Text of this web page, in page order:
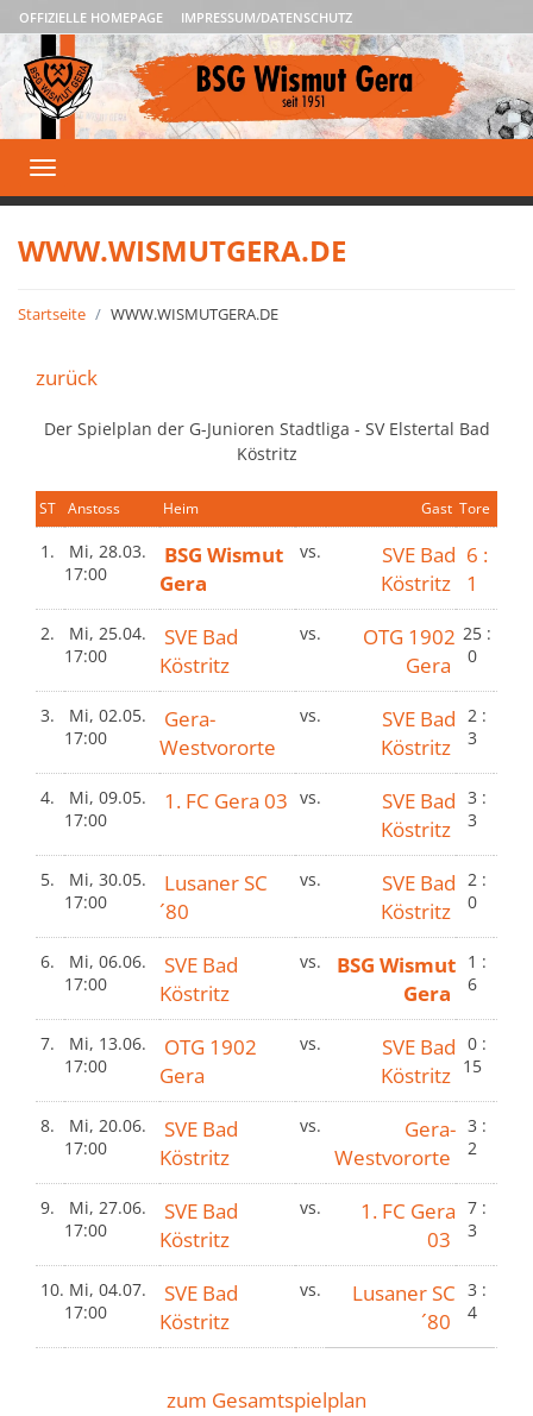
OFFIZIELLE HOMEPAGE IMPRESSUM/DATENSCHUTZ
Toggle
navigation
WWW.WISMUTGERA.DE
Startseite WWW.WISMUTGERA.DE
zurück
Der Spielplan der G-Junioren Stadtliga - SV Elstertal Bad
Köstritz
ST Anstoss Heim Gast Tore
1.
Mi, 28.03.
17:00
BSG Wismut
Gera
vs.
SVE Bad
Köstritz
6 :
1
2.
Mi, 25.04.
17:00
SVE Bad
Köstritz
vs.
OTG 1902
Gera
25 :
0
3.
Mi, 02.05.
17:00
Gera-
Westvororte
vs.
SVE Bad
Köstritz
2 :
3
4.
Mi, 09.05.
17:00
1. FC Gera 03 vs.
SVE Bad
Köstritz
3 :
3
5.
Mi, 30.05.
17:00
Lusaner SC
´80
vs.
SVE Bad
Köstritz
2 :
0
6.
Mi, 06.06.
17:00
SVE Bad
Köstritz
vs.
BSG Wismut
Gera
1 :
6
7.
Mi, 13.06.
17:00
OTG 1902
Gera
vs.
SVE Bad
Köstritz
0 :
15
8.
Mi, 20.06.
17:00
SVE Bad
Köstritz
vs.
Gera-
Westvororte
3 :
2
9.
Mi, 27.06.
17:00
SVE Bad
Köstritz
vs.
1. FC Gera
03
7 :
3
10. Mi, 04.07.
17:00
SVE Bad
Köstritz
vs.
Lusaner SC
´80
3 :
4
zum Gesamtspielplan